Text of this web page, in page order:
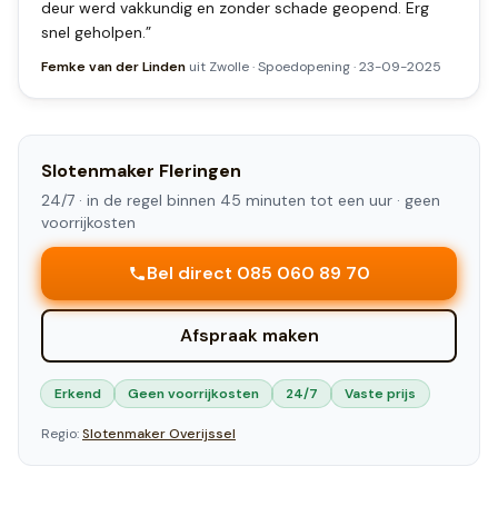
deur werd vakkundig en zonder schade geopend. Erg
snel geholpen.”
Femke van der Linden uit Zwolle·Spoedopening·23-09-2025
Slotenmaker Fleringen
24/7 · in de regel binnen 45 minuten tot een uur · geen
voorrijkosten
Bel direct 085 060 89 70
Afspraak maken
Erkend Geen voorrijkosten 24/7 Vaste prijs
Regio:SlotenmakerOverijssel